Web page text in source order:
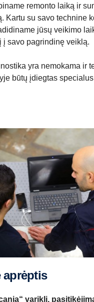
remonto laiką ir
Kartu su savo technine
jūsų veikimo
į savo pagrindinę veiklą.
yra nemokama ir
būtų įdiegtas
aprėptis
variklį,